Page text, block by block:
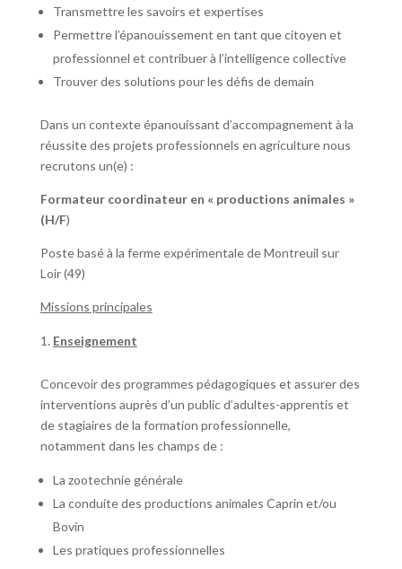
Transmettre les savoirs et expertises
Permettre l’épanouissement en tant que citoyen et
professionnel et contribuer à l’intelligence collective
Trouver des solutions pour les défis de demain
Dans un contexte épanouissant d’accompagnement à la
réussite des projets professionnels en agriculture nous
recrutons un(e) :
Formateur coordinateur en « productions animales »
(H/F)
Poste basé à la ferme expérimentale de Montreuil sur
Loir (49)
Missions principales
Enseignement
Concevoir des programmes pédagogiques et assurer des
interventions auprès d’un public d’adultes-apprentis et
de stagiaires de la formation professionnelle,
notamment dans les champs de :
La zootechnie générale
La conduite des productions animales Caprin et/ou
Bovin
Les pratiques professionnelles